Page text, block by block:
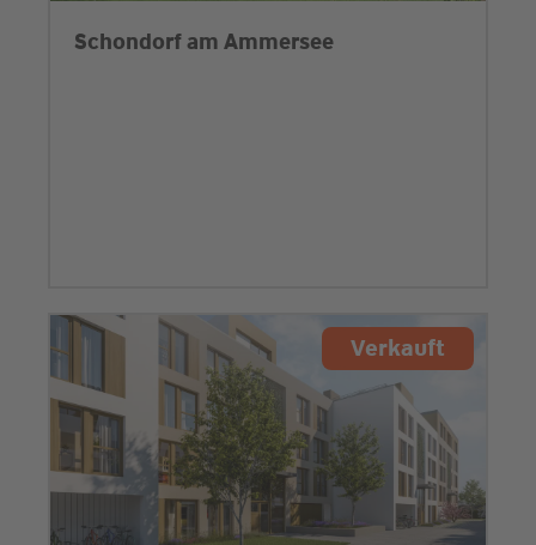
Schondorf am Ammersee
Verkauft